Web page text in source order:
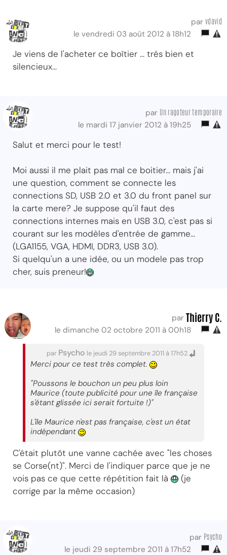
par vdavid
le vendredi 03 août 2012 à 18h12
Je viens de l'acheter ce boîtier ... trés bien et
silencieux...
par Un ragoteur temporaire
le mardi 17 janvier 2012 à 19h25
Salut et merci pour le test!
Moi aussi il me plait pas mal ce boitier... mais j'ai
une question, comment se connecte les
connections SD, USB 2.0 et 3.0 du front panel sur
la carte mere? Je suppose qu'il faut des
connections internes mais en USB 3.0, c'est pas si
courant sur les modèles d'entrée de gamme...
(LGA1155, VGA, HDMI, DDR3, USB 3.0).
Si quelqu'un a une idée, ou un modele pas trop
cher, suis preneur!
par Thierry C.
le dimanche 02 octobre 2011 à 00h18
par Psycho le jeudi 29 septembre 2011 à 17h52
Merci pour ce test très complet.
"Poussons le bouchon un peu plus loin
Maurice (toute publicité pour une île française
s'étant glissée ici serait fortuite !)"
L'île Maurice n'est pas française, c'est un état
indépendant
C'était plutôt une vanne cachée avec "les choses
se Corse(nt)". Merci de l'indiquer parce que je ne
vois pas ce que cette répétition fait là
(je
corrige par la même occasion)
par Psycho
le jeudi 29 septembre 2011 à 17h52